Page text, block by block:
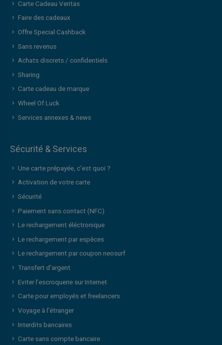
Carte Cadeau Veritas
Faire des cadeaux
Offre Special Cashback
Sans revenus
Achats discrets / confidentiels
Sharing
Carte cadeau de marque
Wheel Of Luck
Services annexes & news
Sécurité & Services
Une carte prépayée, c’est quoi ?
Activation de votre carte
Sécurité
Paiement sans contact (NFC)
Le rechargement éléctronique
Le rechargement par espèces
Le rechargement par coupon neosurf
Transfert d'argent
Eviter l’escroquerie sur Internet
Carte pour employés et freelancers
Voyage à l'étranger
Interdits bancaires
Carte sans compte bancaire